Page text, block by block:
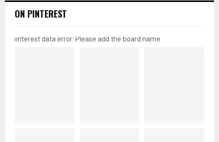
ON PINTEREST
pinterest data error: Please add the board name